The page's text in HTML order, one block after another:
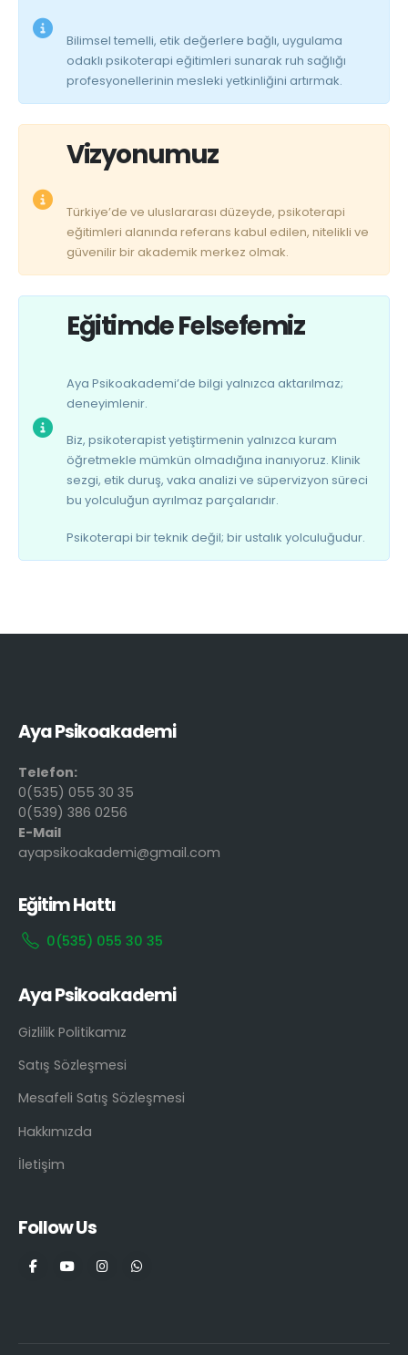
Bilimsel temelli, etik değerlere bağlı, uygulama
odaklı psikoterapi eğitimleri sunarak ruh sağlığı
profesyonellerinin mesleki yetkinliğini artırmak.
Vizyonumuz
Türkiye’de ve uluslararası düzeyde, psikoterapi
eğitimleri alanında referans kabul edilen, nitelikli ve
güvenilir bir akademik merkez olmak.
Eğitimde Felsefemiz
Aya Psikoakademi’de bilgi yalnızca aktarılmaz;
deneyimlenir.
Biz, psikoterapist yetiştirmenin yalnızca kuram
öğretmekle mümkün olmadığına inanıyoruz. Klinik
sezgi, etik duruş, vaka analizi ve süpervizyon süreci
bu yolculuğun ayrılmaz parçalarıdır.
Psikoterapi bir teknik değil; bir ustalık yolculuğudur.
Aya Psikoakademi
Telefon:
0(535) 055 30 35
0(539) 386 0256
E-Mail
ayapsikoakademi@gmail.com
Eğitim Hattı
0(535) 055 30 35
Aya Psikoakademi
Gizlilik Politikamız
Satış Sözleşmesi
Mesafeli Satış Sözleşmesi
Hakkımızda
İletişim
Follow Us